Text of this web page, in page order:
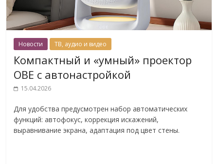
Новости ТВ, аудио и видео
Компактный и «умный» проектор
OBE с автонастройкой
15.04.2026
Для удобства предусмотрен набор автоматических
функций: автофокус, коррекция искажений,
выравнивание экрана, адаптация под цвет стены.